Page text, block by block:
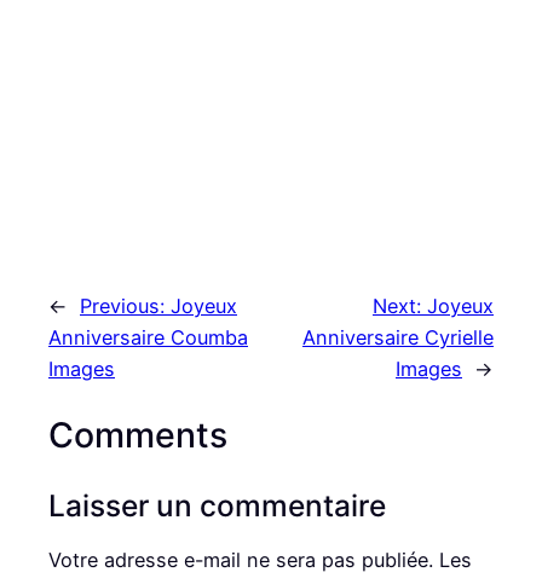
← Previous: Joyeux
Anniversaire Coumba
Images
Next: Joyeux
Anniversaire Cyrielle
Images
→
Comments
Laisser un commentaire
Votre adresse e-mail ne sera pas publiée. Les